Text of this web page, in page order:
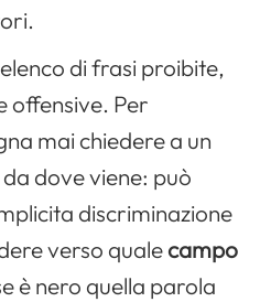
elenco di frasi proibite,
offensive. Per
mai chiedere a un
dove viene: può
discriminazione
verso qualecampo
è nero quella parola